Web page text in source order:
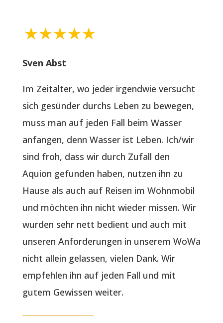
Sven Abst
Im Zeitalter, wo jeder irgendwie versucht
sich gesünder durchs Leben zu bewegen,
muss man auf jeden Fall beim Wasser
anfangen, denn Wasser ist Leben. Ich/wir
sind froh, dass wir durch Zufall den
Aquion gefunden haben, nutzen ihn zu
Hause als auch auf Reisen im Wohnmobil
und möchten ihn nicht wieder missen. Wir
wurden sehr nett bedient und auch mit
unseren Anforderungen in unserem WoWa
nicht allein gelassen, vielen Dank. Wir
empfehlen ihn auf jeden Fall und mit
gutem Gewissen weiter.